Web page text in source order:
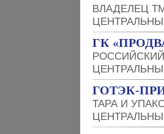
ВЛАДЕЛЕЦ
ГК
ГОТЭК-
ТАРА И